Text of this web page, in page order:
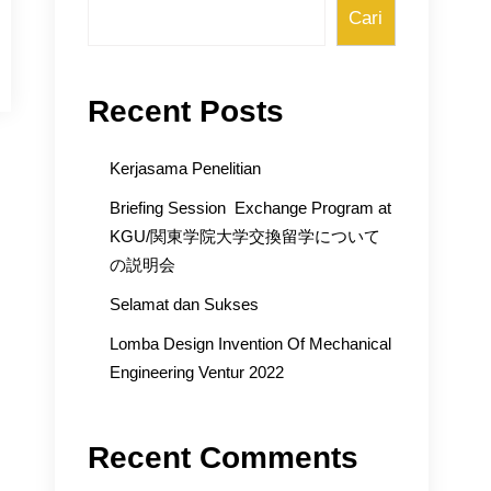
Cari
Recent Posts
Kerjasama Penelitian
Briefing Session Exchange Program at
KGU/関東学院大学交換留学について
の説明会
Selamat dan Sukses
Lomba Design Invention Of Mechanical
Engineering Ventur 2022
Recent Comments